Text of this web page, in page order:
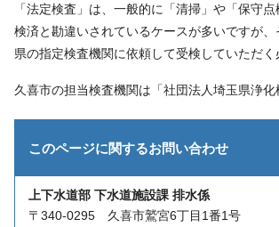
「法定検査」は、一般的に「清掃」や「保守
検済と勘違いされているケースが多いですが、
県の指定検査機関に依頼して受検していただく
久喜市の担当検査機関は「社団法人埼玉県浄化
このページに関するお問い合わせ
上下水道部 下水道施設課 排水係
〒340-0295 久喜市鷲宮6丁目1番1号